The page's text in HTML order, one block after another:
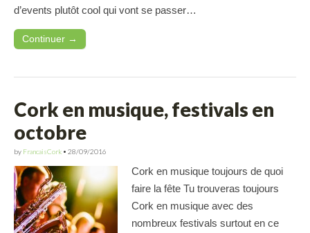
d’events plutôt cool qui vont se passer…
Continuer →
Cork en musique, festivals en
octobre
by FrancaisCork • 28/09/2016
Cork en musique toujours de quoi
faire la fête Tu trouveras toujours
Cork en musique avec des
nombreux festivals surtout en ce